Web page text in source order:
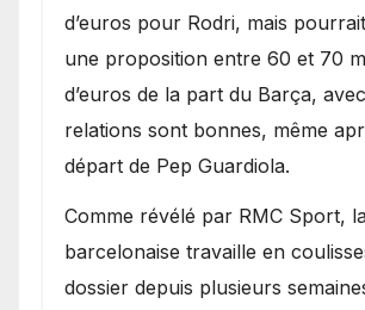
d’euros pour Rodri, mais
une proposition entre 60 et 70
d’euros de la part du Barça,
relations sont bonnes, même
départ de Pep Guardiola.
​Comme révélé par RMC Sport,
barcelonaise travaille en
dossier depuis plusieurs